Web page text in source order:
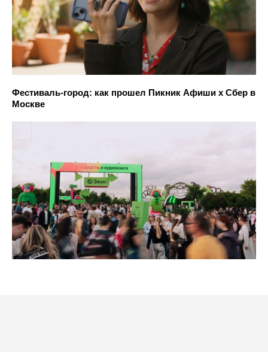
Фестиваль-город: как прошел Пикник Афиши х Сбер в
Москве